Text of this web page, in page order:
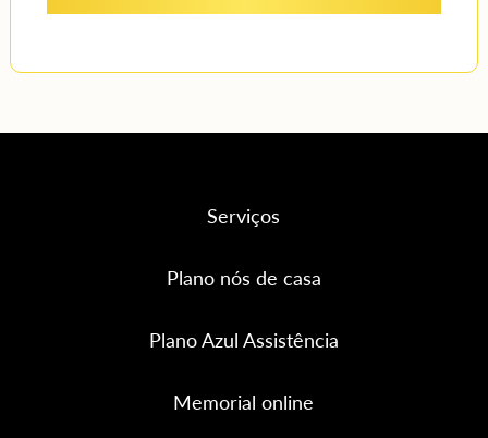
Serviços
Plano nós de casa
Plano Azul Assistência
Memorial online